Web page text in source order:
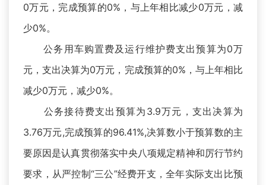
0万元，完成预算的0%，与上年相比减少0万元，减
少0%。
公务用车购置费及运行维护费支出预算为0万
元，支出决算为0万元，完成预算的0%，与上年相比
减少0万元，减少0%。
公务接待费支出预算为3.9万元，支出决算为
3.76万元,完成预算的96.41%,决算数小于预算数的主
要原因是认真贯彻落实中央八项规定精神和厉行节约
要求，从严控制“三公”经费开支，全年实际支出比预